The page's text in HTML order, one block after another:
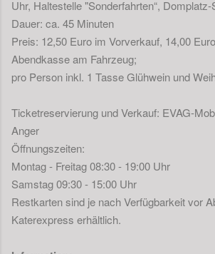
Uhr, Haltestelle "Sonderfahrten“, Domplatz-
Dauer: ca. 45 Minuten
Preis: 12,50 Euro im Vorverkauf, 14,00
Abendkasse am Fahrzeug;
pro Person inkl. 1 Tasse Glühwein und
Ticketreservierung und Verkauf: EVAG-
Anger
Öffnungszeiten:
Montag - Freitag 08:30 - 19:00 Uhr
Samstag 09:30 - 15:00 Uhr
Restkarten sind je nach Verfügbarkeit vor
Katerexpress erhältlich.